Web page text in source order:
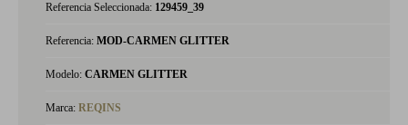
Referencia Seleccionada: 129459_39
Referencia: MOD-CARMEN GLITTER
Modelo: CARMEN GLITTER
Marca: REQINS